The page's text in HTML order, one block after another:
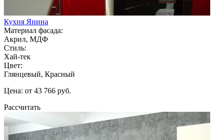
Кухня Янина
Материал фасада:
Акрил, МДФ
Стиль:
Хай-тек
Цвет:
Глянцевый, Красный
Цена: от 43 766 руб.
Рассчитать